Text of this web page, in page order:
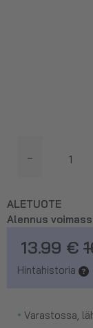
-
ALETUOTE
Alennus
13.99 €
Hintahistoria
• Varastossa,